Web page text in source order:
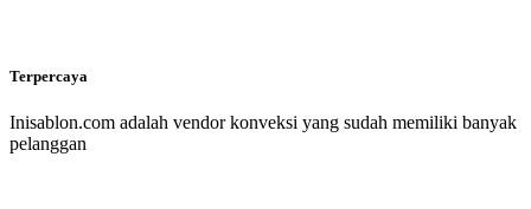
Terpercaya
Inisablon.com adalah vendor konveksi yang sudah memiliki banyak
pelanggan